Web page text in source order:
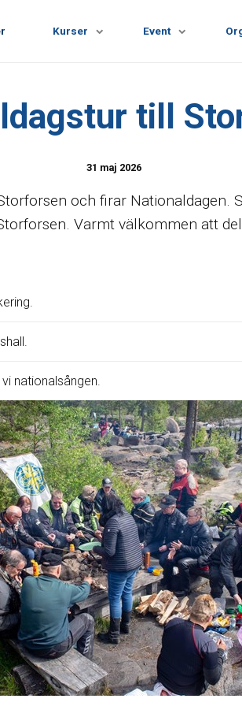
Kurser Event
till
31 maj 2026
och firar Nationaldagen.
Varmt välkommen att
nationalsången.